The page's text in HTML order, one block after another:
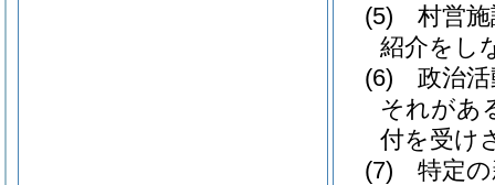
(5)
村営
紹介をし
(6)
政治
それがあ
付を受け
(7)
特定